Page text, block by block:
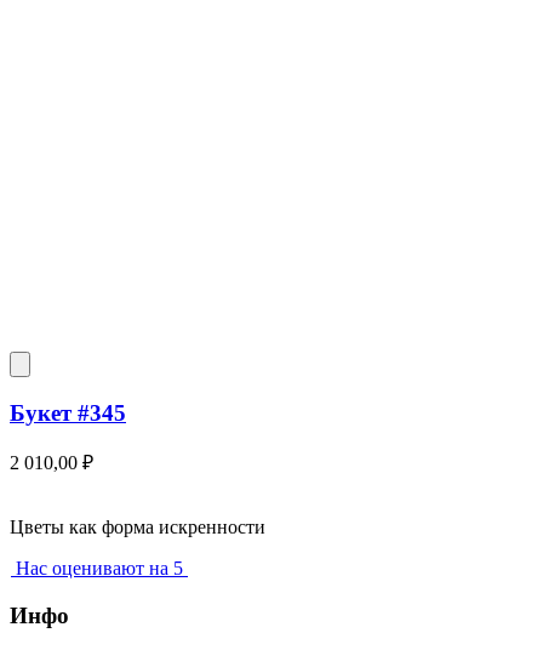
Букет #345
2 010,00 ₽
Цветы как форма искренности
Нас оценивают на 5
Инфо